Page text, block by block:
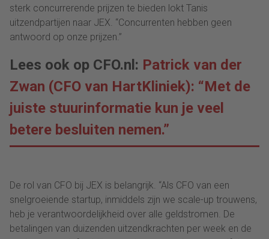
sterk concurrerende prijzen te bieden lokt Tanis
uitzendpartijen naar JEX. “Concurrenten hebben geen
antwoord op onze prijzen.”
Lees ook op CFO.nl: Patrick van der
Zwan (CFO van HartKliniek): “Met de
juiste stuurinformatie kun je veel
betere besluiten nemen.”
De rol van CFO bij JEX is belangrijk. “Als CFO van een
snelgroeiende startup, inmiddels zijn we scale-up trouwens,
heb je verantwoordelijkheid over alle geldstromen. De
betalingen van duizenden uitzendkrachten per week en de